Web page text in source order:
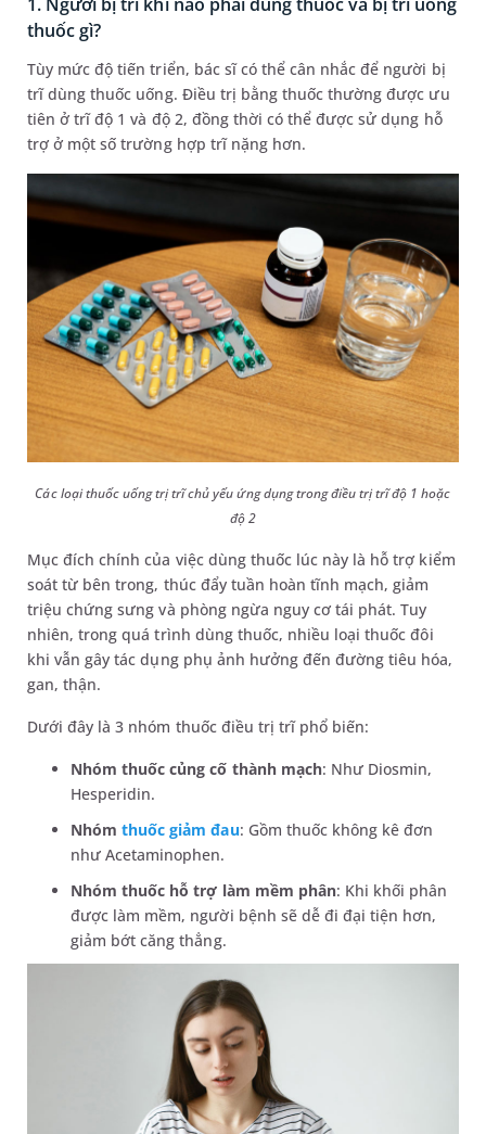
thuốc gì?
Tùy mức độ tiến triển, bác sĩ có thể cân nhắc để người bị
trĩ dùng thuốc uống. Điều trị bằng thuốc thường được ưu
tiên ở trĩ độ 1 và độ 2, đồng thời có thể được sử dụng hỗ
trợ ở một số trường hợp trĩ nặng hơn.
Các loại thuốc uống trị trĩ chủ yếu ứng dụng trong điều trị trĩ độ 1 hoặc
độ 2
Mục đích chính của việc dùng thuốc lúc này là hỗ trợ kiểm
soát từ bên trong, thúc đẩy tuần hoàn tĩnh mạch, giảm
triệu chứng sưng và phòng ngừa nguy cơ tái phát. Tuy
nhiên, trong quá trình dùng thuốc, nhiều loại thuốc đôi
khi vẫn gây tác dụng phụ ảnh hưởng đến đường tiêu hóa,
gan, thận.
Dưới đây là 3 nhóm thuốc điều trị trĩ phổ biến:
Nhóm thuốc củng cố thành mạch: Như Diosmin,
Hesperidin.
Nhómthuốc giảm đau: Gồm thuốc không kê đơn
như Acetaminophen.
Nhóm thuốc hỗ trợ làm mềm phân: Khi khối phân
được làm mềm, người bệnh sẽ dễ đi đại tiện hơn,
giảm bớt căng thẳng.